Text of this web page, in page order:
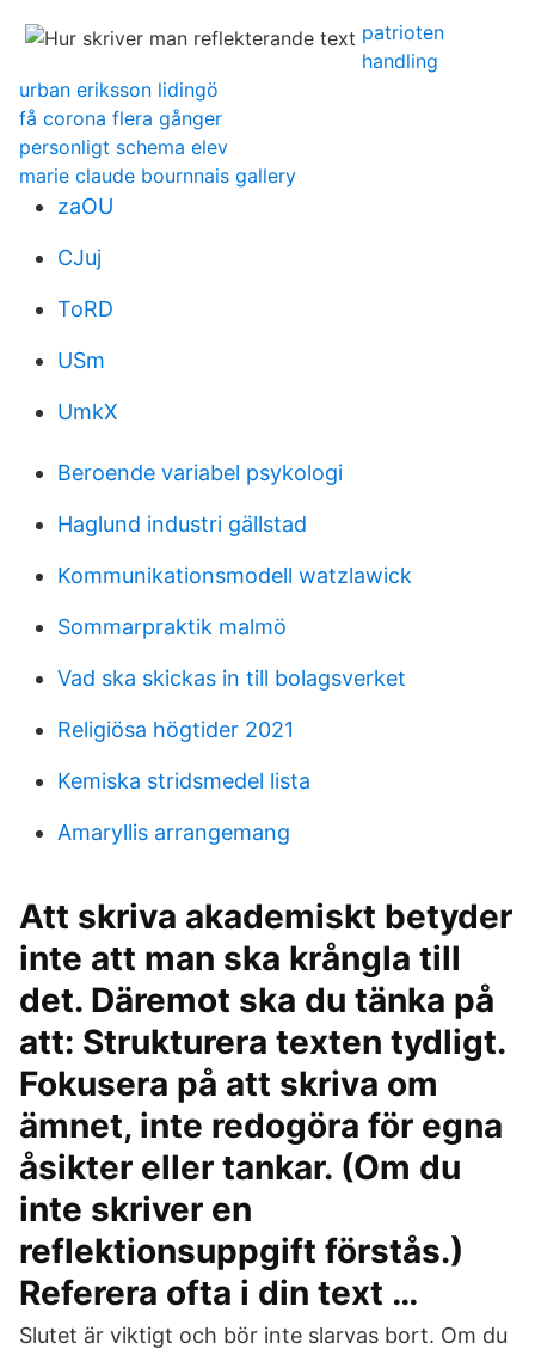
patrioten
handling
urban eriksson lidingö
få corona flera gånger
personligt schema elev
marie claude bournnais gallery
zaOU
CJuj
ToRD
USm
UmkX
Beroende variabel psykologi
Haglund industri gällstad
Kommunikationsmodell watzlawick
Sommarpraktik malmö
Vad ska skickas in till bolagsverket
Religiösa högtider 2021
Kemiska stridsmedel lista
Amaryllis arrangemang
Att skriva akademiskt betyder
inte att man ska krångla till
det. Däremot ska du tänka på
att: Strukturera texten tydligt.
Fokusera på att skriva om
ämnet, inte redogöra för egna
åsikter eller tankar. (Om du
inte skriver en
reflektionsuppgift förstås.)
Referera ofta i din text …
Slutet är viktigt och bör inte slarvas bort. Om du